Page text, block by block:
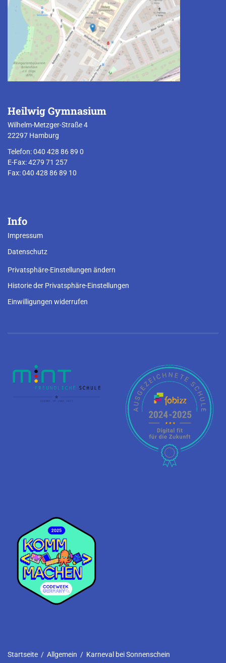
Heilwig Gymnasium
Wilhelm-Metzger-Straße 4
22297 Hamburg
Telefon: 040 428 86 89 0
E-Fax: 4279 71 257
Fax: 040 428 86 89 10
Info
Impressum
Datenschutz
Privatsphäre-Einstellungen ändern
Historie der Privatsphäre-Einstellungen
Einwilligungen widerrufen
Startseite / Allgemein / Karneval bei Sonnenschein